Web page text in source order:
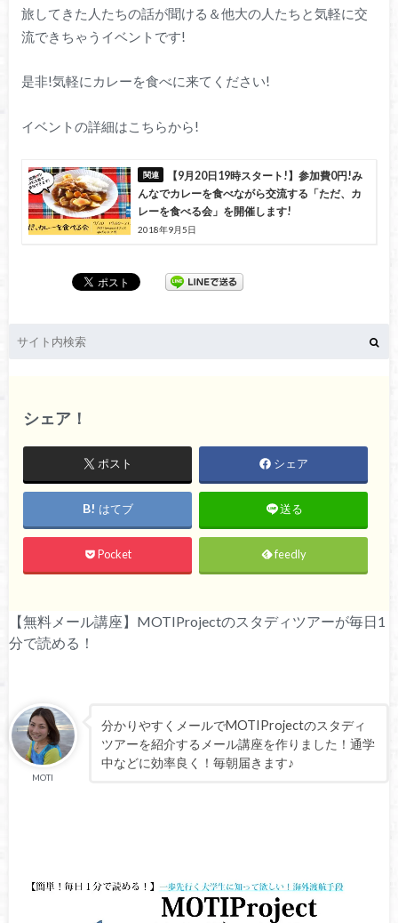
旅してきた人たちの話が聞ける＆他大の人たちと気軽に交
流できちゃうイベントです!
是非!気軽にカレーを食べに来てください!
イベントの詳細はこちらから!
【9月20日19時スタート!】参加費0円!み
んなでカレーを食べながら交流する「ただ、カ
レーを食べる会」を開催します!
2018年9月5日
シェア！
ポスト シェア
はてブ 送る
Pocket feedly
【無料メール講座】MOTIProjectのスタディツアーが毎日1
分で読める！
MOTI
分かりやすくメールでMOTIProjectのスタディ
ツアーを紹介するメール講座を作りました！通学
中などに効率良く！毎朝届きます♪